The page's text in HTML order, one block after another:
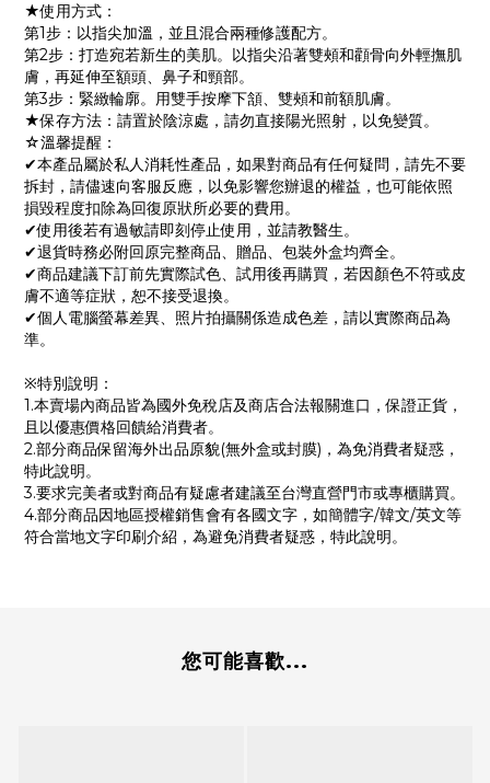
★使用方式：
第1步：以指尖加溫，並且混合兩種修護配方。
第2步：打造宛若新生的美肌。以指尖沿著雙頰和顴骨向外輕撫肌
膚，再延伸至額頭、鼻子和頸部。
第3步：緊緻輪廓。用雙手按摩下頷、雙頰和前額肌膚。
★保存方法：請置於陰涼處，請勿直接陽光照射，以免變質。
☆溫馨提醒：
✔本產品屬於私人消耗性產品，如果對商品有任何疑問，請先不要
拆封，請儘速向客服反應，以免影響您辦退的權益，也可能依照
損毀程度扣除為回復原狀所必要的費用。
✔使用後若有過敏請即刻停止使用，並請教醫生。
✔退貨時務必附回原完整商品、贈品、包裝外盒均齊全。
✔商品建議下訂前先實際試色、試用後再購買，若因顏色不符或皮
膚不適等症狀，恕不接受退換。
✔個人電腦螢幕差異、照片拍攝關係造成色差，請以實際商品為
準。
※特別說明：
1.本賣場內商品皆為國外免稅店及商店合法報關進口，保證正貨，
且以優惠價格回饋給消費者。
2.部分商品保留海外出品原貌(無外盒或封膜)，為免消費者疑惑，
特此說明。
3.要求完美者或對商品有疑慮者建議至台灣直營門市或專櫃購買。
4.部分商品因地區授權銷售會有各國文字，如簡體字/韓文/英文等
符合當地文字印刷介紹，為避免消費者疑惑，特此說明。
您可能喜歡...